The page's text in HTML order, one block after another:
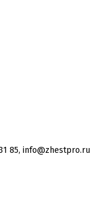
85, info@zhestpro.ru